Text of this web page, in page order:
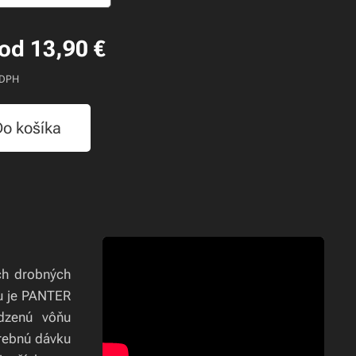
13,90 €
košíka
drobných
PANTER
vôňu
dávku